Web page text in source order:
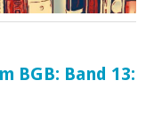
BGB: Band 13: